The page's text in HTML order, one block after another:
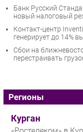
Банк Русский
новый налоговый
Контакт-центр
генерирует до 14%
Сбои на
перестраивать
Регионы
Курган